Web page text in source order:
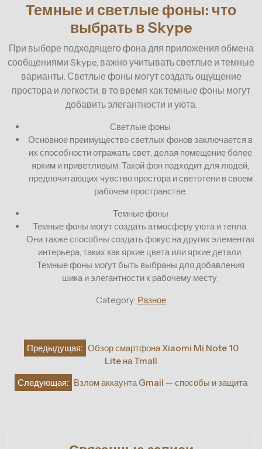
Темные и светлые фоны: что
выбрать в Skype
При выборе подходящего фона для приложения обмена
сообщениями Skype, важно учитывать светлые и темные
варианты. Светлые фоны могут создать ощущение
простора и легкости, в то время как темные фоны могут
добавить элегантности и уюта.
Светлые фоны
Основное преимущество светлых фонов заключается в
их способности отражать свет, делая помещение более
ярким и приветливым. Такой фон подходит для людей,
предпочитающих чувство простора и светотени в своем
рабочем пространстве.
Темные фоны
Темные фоны могут создать атмосферу уюта и тепла.
Они также способны создать фокус на других элементах
интерьера, таких как яркие цвета или яркие детали.
Темные фоны могут быть выбраны для добавления
шика и элегантности к рабочему месту.
Category: Разное
Навигация
записям
Предыдущая: Обзор смартфона Xiaomi Mi Note 10
Lite на Tmall
Следующая: Взлом аккаунта Gmail — способы и защита